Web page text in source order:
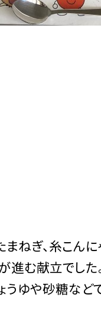
ねぎ、糸こん
進む献立でした
うゆや砂糖な